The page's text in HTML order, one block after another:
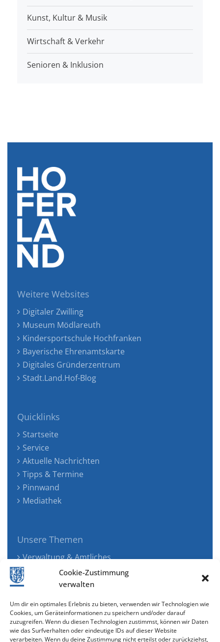
Cookie-Zustimmung
verwalten
Um dir ein optimales Erlebnis zu bieten, verwenden wir Technologien wie
Cookies, um Geräteinformationen zu speichern und/oder darauf
zuzugreifen. Wenn du diesen Technologien zustimmst, können wir Daten
wie das Surfverhalten oder eindeutige IDs auf dieser Website
verarbeiten. Wenn du deine Zustimmung nicht erteilst oder zurückziehst,
Kunst, Kultur & Musik
Wirtschaft & Verkehr
Senioren & Inklusion
Weitere Websites
Digitaler Zwilling
Museum Mödlareuth
Kindersportschule Hochfranken
Bayerische Ehrenamtskarte
Digitales Gründerzentrum
Stadt.Land.Hof-Blog
Quicklinks
Startseite
Service
Aktuelle Nachrichten
Tipps & Termine
Pinnwand
Mediathek
Unsere Themen
Verwaltung & Amtliches
Jugend, Familie & Gesundheit
Tourismus, Freizeit & Ökologie
Wirtschaft & Verkehr
Senioren & Inklusion